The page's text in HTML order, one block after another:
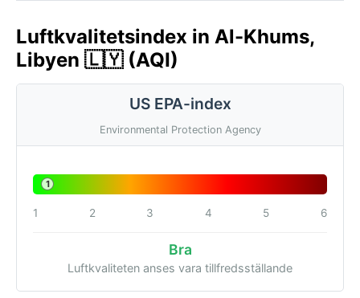
Luftkvalitetsindex in Al-Khums,
Libyen 🇱🇾 (AQI)
US EPA-index
Environmental Protection Agency
1
1 2 3 4 5 6
Bra
Luftkvaliteten anses vara tillfredsställande